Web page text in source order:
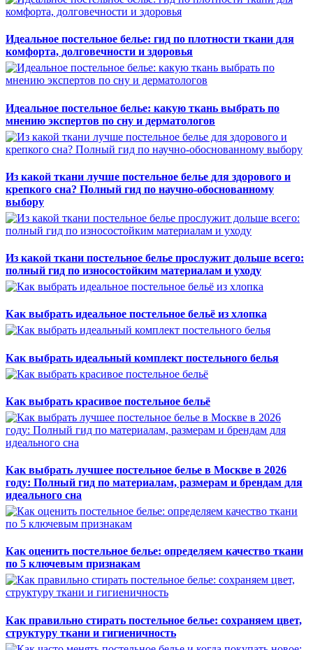
Идеальное постельное белье: гид по плотности ткани для
комфорта, долговечности и здоровья
Идеальное постельное белье: какую ткань выбрать по
мнению экспертов по сну и дерматологов
Из какой ткани лучше постельное белье для здорового и
крепкого сна? Полный гид по научно-обоснованному
выбору
Из какой ткани постельное белье прослужит дольше всего:
полный гид по износостойким материалам и уходу
Как выбрать идеальное постельное бельё из хлопка
Как выбрать идеальный комплект постельного белья
Как выбрать красивое постельное бельё
Как выбрать лучшее постельное белье в Москве в 2026
году: Полный гид по материалам, размерам и брендам для
идеального сна
Как оценить постельное белье: определяем качество ткани
по 5 ключевым признакам
Как правильно стирать постельное белье: сохраняем цвет,
структуру ткани и гигиеничность